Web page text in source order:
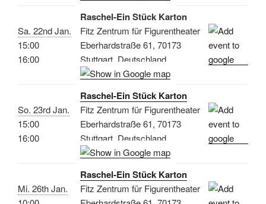
Sa. 22nd Jan.
15:00
16:00
Raschel-Ein Stück Karton
Fitz Zentrum für Figurentheater
Eberhardstraße 61, 70173
Stuttgart, Deutschland
So. 23rd Jan.
15:00
16:00
Raschel-Ein Stück Karton
Fitz Zentrum für Figurentheater
Eberhardstraße 61, 70173
Stuttgart, Deutschland
Mi. 26th Jan.
Raschel-Ein Stück Karton
Fitz Zentrum für Figurentheater